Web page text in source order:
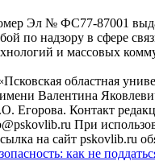
Эл № ФС77-87001
по надзору в сфере
и массовых
областная
Валентина
Егорова. Контакт
При
на сайт pskovlib.ru
как не